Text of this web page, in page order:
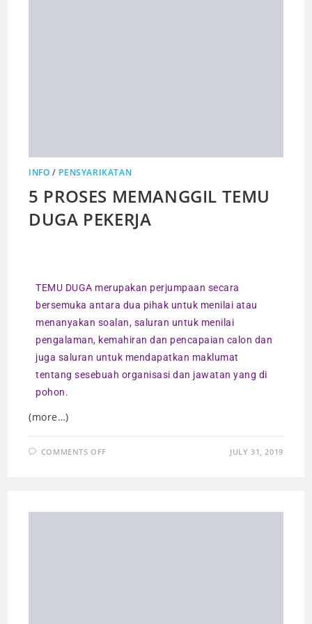
INFO / PENSYARIKATAN
5 PROSES MEMANGGIL TEMU
DUGA PEKERJA
TEMU DUGA merupakan perjumpaan secara
bersemuka antara dua pihak untuk menilai atau
menanyakan soalan, saluran untuk menilai
pengalaman, kemahiran dan pencapaian calon dan
juga saluran untuk mendapatkan maklumat
tentang sesebuah organisasi dan jawatan yang di
pohon.
(more…)
COMMENTS OFF JULY 31, 2019